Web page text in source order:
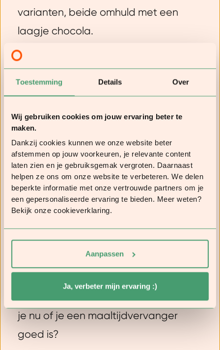
Toestemming Details Over
Wij gebruiken cookies om jouw ervaring beter te
maken.
Dankzij cookies kunnen we onze website beter
afstemmen op jouw voorkeuren, je relevante content
laten zien en je gebruiksgemak vergroten. Daarnaast
helpen ze ons om onze website te verbeteren. We delen
beperkte informatie met onze vertrouwde partners om je
een gepersonaliseerde ervaring te bieden. Meer weten?
Bekijk onze cookieverklaring.
Aanpassen
Ja, verbeter mijn ervaring :)
varianten, beide omhuld met een
laagje chocola.
Lees meer:
tijdens het afvallen
Zo beoordeel jij of je een
goede maaltijdvervanger
te pakken hebt
Als je voor langere periodes aaneen
probeert af te slanken met dagelijkse
belangrijk dat je vervangende
product van hoge kwaliteit is. Je wil
je nu of je een maaltijdvervanger
goed is?